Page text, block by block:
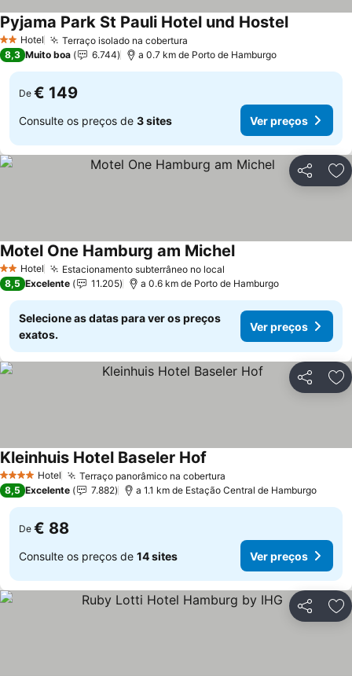
2 Estrelas
Hotel Terraço isolado na cobertura
Pyjama Park St Pauli Hotel und HostelVer preços
8,3 Muito boa 6.744 a 0.7 km de Porto de Hamburgo
De € 149
Consulte os preços de 3 sites Ver preços
Partilhar
2 Estrelas
Hotel Estacionamento subterrâneo no local
Motel One Hamburg am MichelVer preços
8,5 Excelente 11.205 a 0.6 km de Porto de Hamburgo
Selecione as datas para ver os preços
exatos.
Ver preços
Partilhar
4 EstrelasHotel Terraço panorâmico na cobertura
Kleinhuis Hotel Baseler Hof
8,5 Excelente 7.882 a 1.1 km de Estação Central de Hamburgo
De € 88
Consulte os preços de 14 sites Ver preços
Partilhar